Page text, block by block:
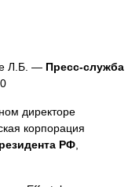
Л.Б. — Пресс-служба
директоре
корпорация
РФ